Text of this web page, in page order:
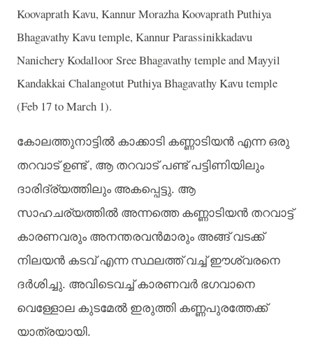
Koovaprath Kavu, Kannur Morazha Koovaprath Puthiya
Bhagavathy Kavu temple, Kannur Parassinikkadavu
Nanichery Kodalloor Sree Bhagavathy temple and Mayyil
Kandakkai Chalangotut Puthiya Bhagavathy Kavu temple
(Feb 17 to March 1).
കോലത്തുനാട്ടിൽ കാക്കാടി കണ്ണാടിയൻ എന്ന ഒരു
തറവാട് ഉണ്ട്, ആ തറവാട് പണ്ട് പട്ടിണിയിലും
ദാരിദ്ര്യത്തിലും അകപ്പെട്ടു. ആ
സാഹചര്യത്തിൽ അന്നത്തെ കണ്ണാടിയൻ തറവാട്ട്
കാരണവരും അനന്തരവൻമാരും അങ്ങ് വടക്ക്
നിലയൻ കടവ് എന്ന സ്ഥലത്ത് വച്ച് ഈശ്വരനെ
ദർശിച്ചു. അവിടെവച്ച് കാരണവർ ഭഗവാനെ
വെള്ളോല കുടമേൽ ഇരുത്തി കണ്ണപുരത്തേക്ക്
യാത്രയായി.